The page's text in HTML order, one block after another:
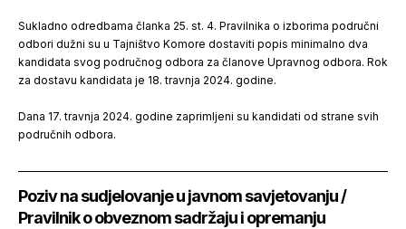
Sukladno odredbama članka 25. st. 4. Pravilnika o izborima područni
odbori dužni su u Tajništvo Komore dostaviti popis minimalno dva
kandidata svog područnog odbora za članove Upravnog odbora. Rok
za dostavu kandidata je 18. travnja 2024. godine.
Dana 17. travnja 2024. godine zaprimljeni su kandidati od strane svih
područnih odbora.
Poziv na sudjelovanje u javnom savjetovanju /
Pravilnik o obveznom sadržaju i opremanju